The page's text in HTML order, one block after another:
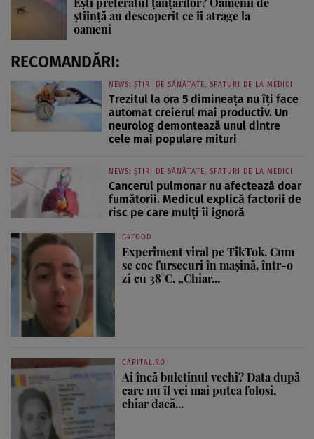
știință au descoperit ce îi atrage la
oameni
RECOMANDĂRI:
NEWS: ȘTIRI DE SĂNĂTATE, SFATURI DE LA MEDICI
Trezitul la ora 5 dimineața nu îți face
automat creierul mai productiv. Un
neurolog demontează unul dintre
cele mai populare mituri
NEWS: ȘTIRI DE SĂNĂTATE, SFATURI DE LA MEDICI
Cancerul pulmonar nu afectează doar
fumătorii. Medicul explică factorii de
risc pe care mulți îi ignoră
G4FOOD
Experiment viral pe TikTok. Cum
se coc fursecuri în mașină, într-o
zi cu 38°C. „Chiar...
CAPITAL.RO
Ai încă buletinul vechi? Data după
care nu îl vei mai putea folosi,
chiar dacă...